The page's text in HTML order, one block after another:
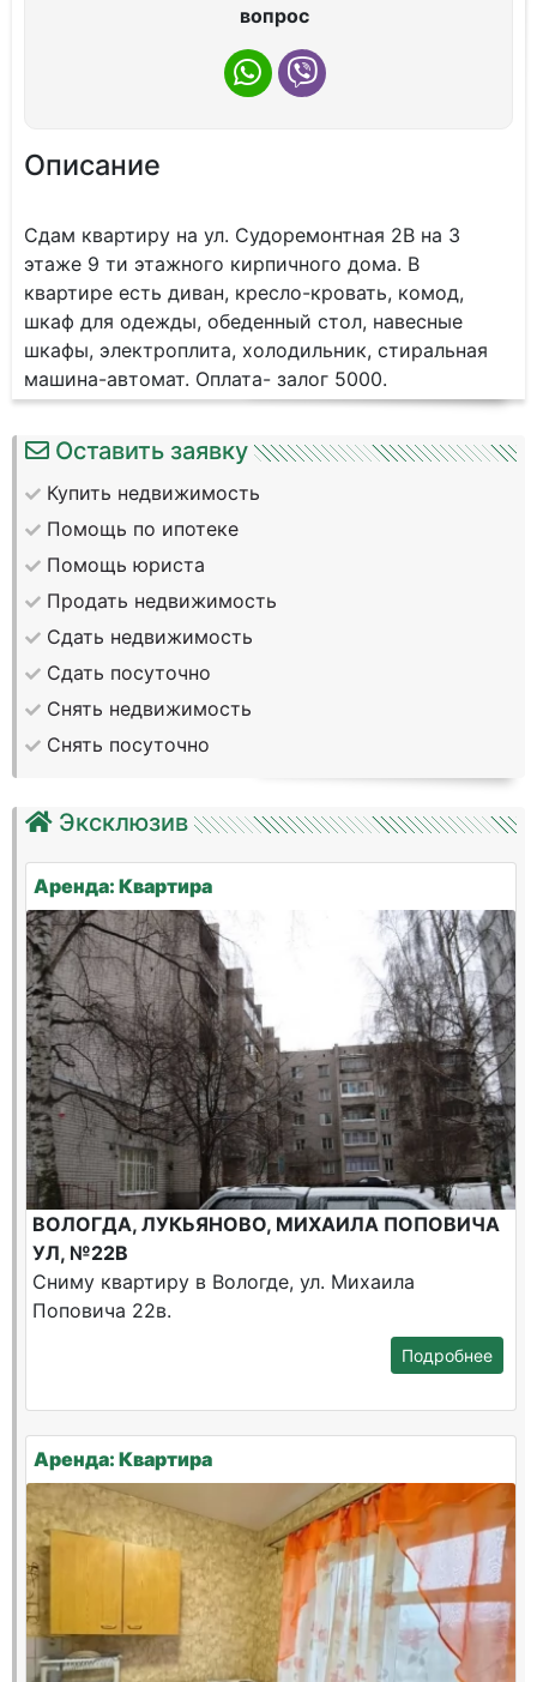
вопрос
Описание
Сдам квартиру на ул. Судоремонтная 2В на 3
этаже 9 ти этажного кирпичного дома. В
квартире есть диван, кресло-кровать, комод,
шкаф для одежды, обеденный стол, навесные
шкафы, электроплита, холодильник, стиральная
машина-автомат. Оплата- залог 5000.
Оставить заявку
Купить недвижимость
Помощь по ипотеке
Помощь юриста
Продать недвижимость
Сдать недвижимость
Сдать посуточно
Снять недвижимость
Снять посуточно
Эксклюзив
Аренда: Квартира
ВОЛОГДА, ЛУКЬЯНОВО, МИХАИЛА ПОПОВИЧА
УЛ, №22В
Сниму квартиру в Вологде, ул. Михаила
Поповича 22в.
Подробнее
Аренда: Квартира